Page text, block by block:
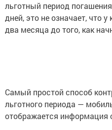
льготный период
дней, это не означает, что
два месяца до того, как
Самый простой способ
льготного периода —
отображается информация